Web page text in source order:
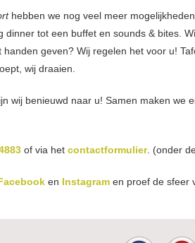
hebben we nog veel meer
dinner tot een buffet en sounds & bites.
geven? Wij regelen het voor u!
wij draaien.
wij benieuwd naar u! Samen maken we
of via het contactformulier. (onder
en Instagram en proef de sfeer